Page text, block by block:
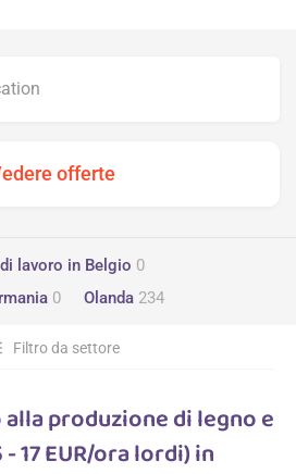
lavoro in Belgio 0
0 Olanda 234
Filtro da settore
produzione di legno e
17 EUR/ora lordi) in